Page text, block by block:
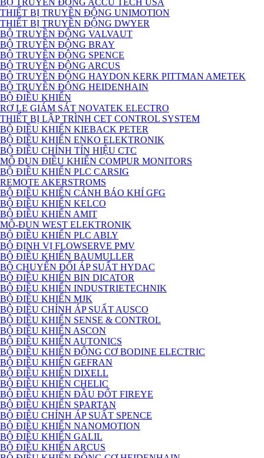
BỘ TRUYỀN ĐỘNG ACCU TECH USA
THIẾT BỊ TRUYỀN ĐỘNG UNIMOTION
THIẾT BỊ TRUYỀN ĐỘNG DWYER
BỘ TRUYỀN ĐỘNG VALVAUT
BỘ TRUYỀN ĐỘNG BRAY
BỘ TRUYỀN ĐỘNG SPENCE
BỘ TRUYỀN ĐỘNG ARCUS
BỘ TRUYỀN ĐỘNG HAYDON KERK PITTMAN AMETEK
BỘ TRUYỀN ĐỘNG HEIDENHAIN
BỘ ĐIỀU KHIỂN
RƠ LE GIÁM SÁT NOVATEK ELECTRO
THIẾT BỊ LẬP TRÌNH CET CONTROL SYSTEM
BỘ ĐIỀU KHIỂN KIEBACK PETER
BỘ ĐIỀU KHIỂN ENKO ELEKTRONIK
BỘ ĐIỀU CHỈNH TÍN HIỆU CTC
MÔ ĐUN ĐIỀU KHIỂN COMPUR MONITORS
BỘ ĐIỀU KHIỂN PLC CARSIG
REMOTE AKERSTROMS
BỘ ĐIỀU KHIỂN CẢNH BÁO KHÍ GFG
BỘ ĐIỀU KHIỂN KELCO
BỘ ĐIỀU KHIỂN AMIT
MÔ-ĐUN WEST ELEKTRONIK
BỘ ĐIỀU KHIỂN PLC ABLY
BỘ ĐỊNH VỊ FLOWSERVE PMV
BỘ ĐIỀU KHIỂN BAUMULLER
BỘ CHUYỂN ĐỔI ÁP SUẤT HYDAC
BỘ ĐIỀU KHIỂN BIN DICATOR
BỘ ĐIỀU KHIỂN INDUSTRIETECHNIK
BỘ ĐIỀU KHIỂN MJK
BỘ ĐIỀU CHỈNH ÁP SUẤT AUSCO
BỘ ĐIỀU KHIỂN SENSE & CONTROL
BỘ ĐIỀU KHIỂN ASCON
BỘ ĐIỀU KHIỂN AUTONICS
BỘ ĐIỀU KHIỂN ĐỘNG CƠ BODINE ELECTRIC
BỘ ĐIỀU KHIỂN GEFRAN
BỘ ĐIỀU KHIỂN DIXELL
BỘ ĐIỀU KHIỂN CHELIC
BỘ ĐIỀU KHIỂN ĐẦU ĐỐT FIREYE
BỘ ĐIỀU KHIỂN SPARTAN
BỘ ĐIÊU CHỈNH ÁP SUẤT SPENCE
BỘ ĐIỀU KHIỂN NANOMOTION
BỘ ĐIỀU KHIỂN GALIL
BỘ ĐIỀU KHIỂN ARCUS